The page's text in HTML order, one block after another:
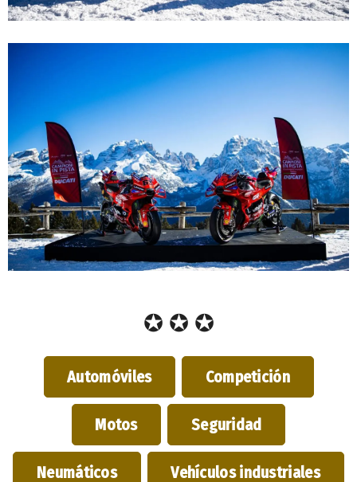
✪ ✪ ✪
Automóviles Competición
Motos Seguridad
Neumáticos Vehículos industriales